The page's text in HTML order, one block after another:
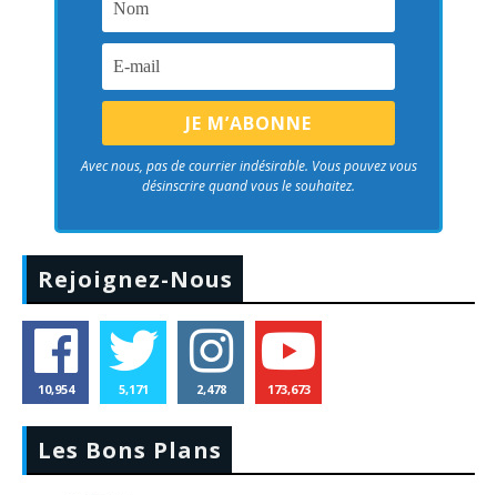
Avec nous, pas de courrier indésirable. Vous pouvez vous
désinscrire quand vous le souhaitez.
Rejoignez-Nous
10,954 5,171 2,478 173,673
Les Bons Plans